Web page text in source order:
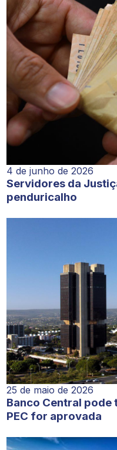
4 de junho de 2026
Servidores da
penduricalho
25 de maio de 2026
Banco Central pode
PEC for aprovada